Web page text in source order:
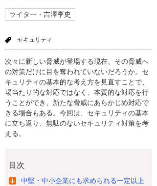
ライター・吉澤亨史
セキュリティ
次々に新しい脅威が登場する現在、その脅威へ
の対策だけに目を奪われていないだろうか。セ
キュリティの基本的な考え方を見直すことで、
場当たり的な対応ではなく、本質的な対応を行
うことができ、新たな脅威にあらかじめ対応で
きる場合もある。今回は、セキュリティの基本
に立ち返り、無駄のないセキュリティ対策を考
える。
目次
中堅・中小企業にも求められる一定以上